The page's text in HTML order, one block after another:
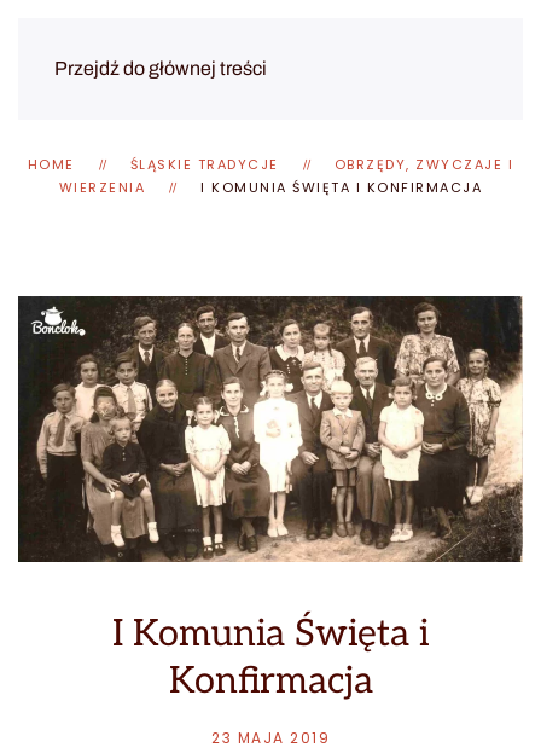
Przejdź do głównej treści
HOME ŚLĄSKIE TRADYCJE
OBRZĘDY, ZWYCZAJE I
WIERZENIA
I KOMUNIA ŚWIĘTA I KONFIRMACJA
I Komunia Święta i
Konfirmacja
23 MAJA 2019